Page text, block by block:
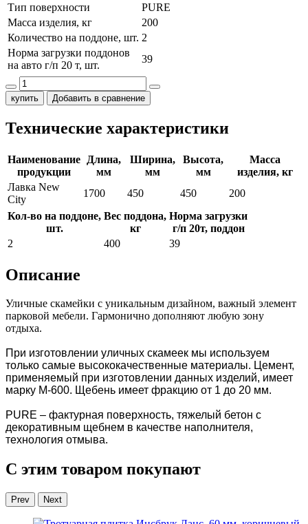
Тип поверхности
PURE
Масса изделия, кг
200
Количество на поддоне, шт. 2
Норма загрузки поддонов
на авто г/п 20 т, шт.
39
купить Добавить в сравнение
Технические характеристики
Наименование
продукции
Длина,
мм
Ширина,
мм
Высота,
мм
Масса
изделия, кг
Лавка New
City
1700 450 450
200
Кол-во на поддоне,
шт.
Вес поддона,
кг
Норма загрузки
г/п 20т, поддон
2
400 39
Описание
Уличные скамейки с уникальным дизайном, важный элемент
парковой мебели. Гармонично дополняют любую зону
отдыха.
При изготовлении уличных скамеек мы используем
только самые высококачественные материалы. Цемент,
применяемый при изготовлении данных изделий, имеет
марку М-600. Щебень имеет фракцию от 1 до 20 мм.
PURE – фактурная поверхность, тяжелый бетон с
декоративным щебнем в качестве наполнителя,
технология отмыва.
С этим товаром покупают
Prev Next